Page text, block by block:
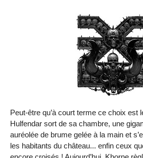
Peut-être qu’à court terme ce choix est
Hulfendar sort de sa chambre, une
auréolée de brume gelée à la main et
les habitants du château... enfin ceux